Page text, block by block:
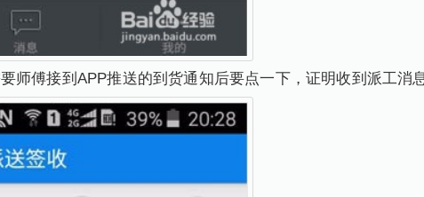
师傅接到APP推送的到货通知后要点一下，证明收到派工消